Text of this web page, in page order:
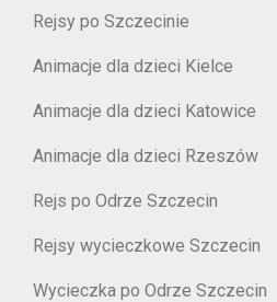
Rejsy po Szczecinie
Animacje dla dzieci Kielce
Animacje dla dzieci Katowice
Animacje dla dzieci Rzeszów
Rejs po Odrze Szczecin
Rejsy wycieczkowe Szczecin
Wycieczka po Odrze Szczecin